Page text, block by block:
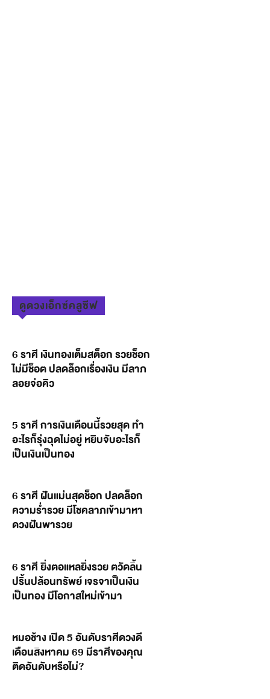
ดูดวงเอ็กซ์คลูซีฟ
6 ราศี เงินทองเต็มสต็อก รวยช็อก
ไม่มีช็อต ปลดล็อกเรื่องเงิน มีลาภ
ลอยจ่อคิว
5 ราศี การเงินเดือนนี้รวยสุด ทำ
อะไรก็รุ่งฉุดไม่อยู่ หยิบจับอะไรก็
เป็นเงินเป็นทอง
6 ราศี ฝันแม่นสุดช็อก ปลดล็อก
ความร่ำรวย มีโชคลาภเข้ามาหา
ดวงฝันพารวย
6 ราศี ยิ่งตอแหลยิ่งรวย ตวัดลิ้น
ปริ้นปล้อนทรัพย์ เจรจาเป็นเงิน
เป็นทอง มีโอกาสใหม่เข้ามา
หมอช้าง เปิด 5 อันดับราศีดวงดี
เดือนสิงหาคม 69 มีราศีของคุณ
ติดอันดับหรือไม่?